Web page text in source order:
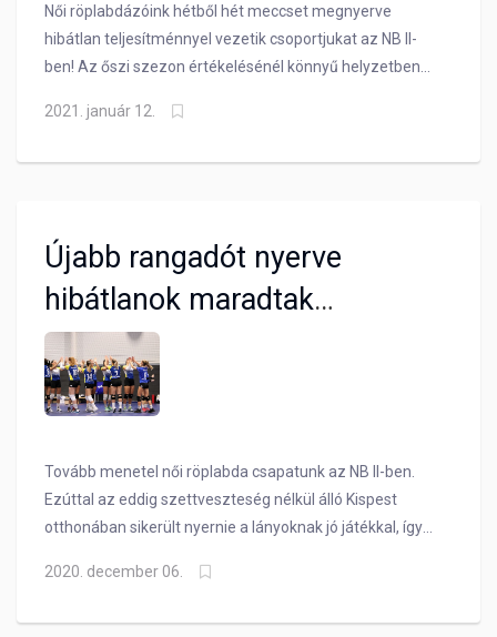
Női röplabdázóink hétből hét meccset megnyerve
hibátlan teljesítménnyel vezetik csoportjukat az NB II-
ben! Az őszi szezon értékelésénél könnyű helyzetben
amelyeket Daróczi Gergely együttese elért!
2021. január 12.
Újabb rangadót nyerve
hibátlanok maradtak
röplabdázóink
Tovább menetel női röplabda csapatunk az NB II-ben.
Ezúttal az eddig szettveszteség nélkül álló Kispest
otthonában sikerült nyernie a lányoknak jó játékkal, így
2020. december 06.